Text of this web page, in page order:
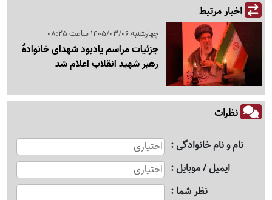
اخبار مرتبط
چهارشنبه 1405/03/06 ساعت 08:25
جزئیات مراسم یادبود شهدای خانوادهٔ
رهبر شهید انقلاب اعلام شد
نظرات
نام و نام خانوادگی
ایمیل / موبایل
نظر شما